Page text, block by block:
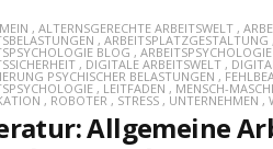
, ALTERNSGERECHTE ARBEITSWELT ,
, ARBEITSPLATZGESTALTUNG
BLOG ,
, DIGITALE ARBEITSWELT ,
PSYCHISCHER BELASTUNGEN ,
, LEITFADEN , MENSCH-
, ROBOTER , STRESS , UNTERNEHMEN ,
Allgemeine